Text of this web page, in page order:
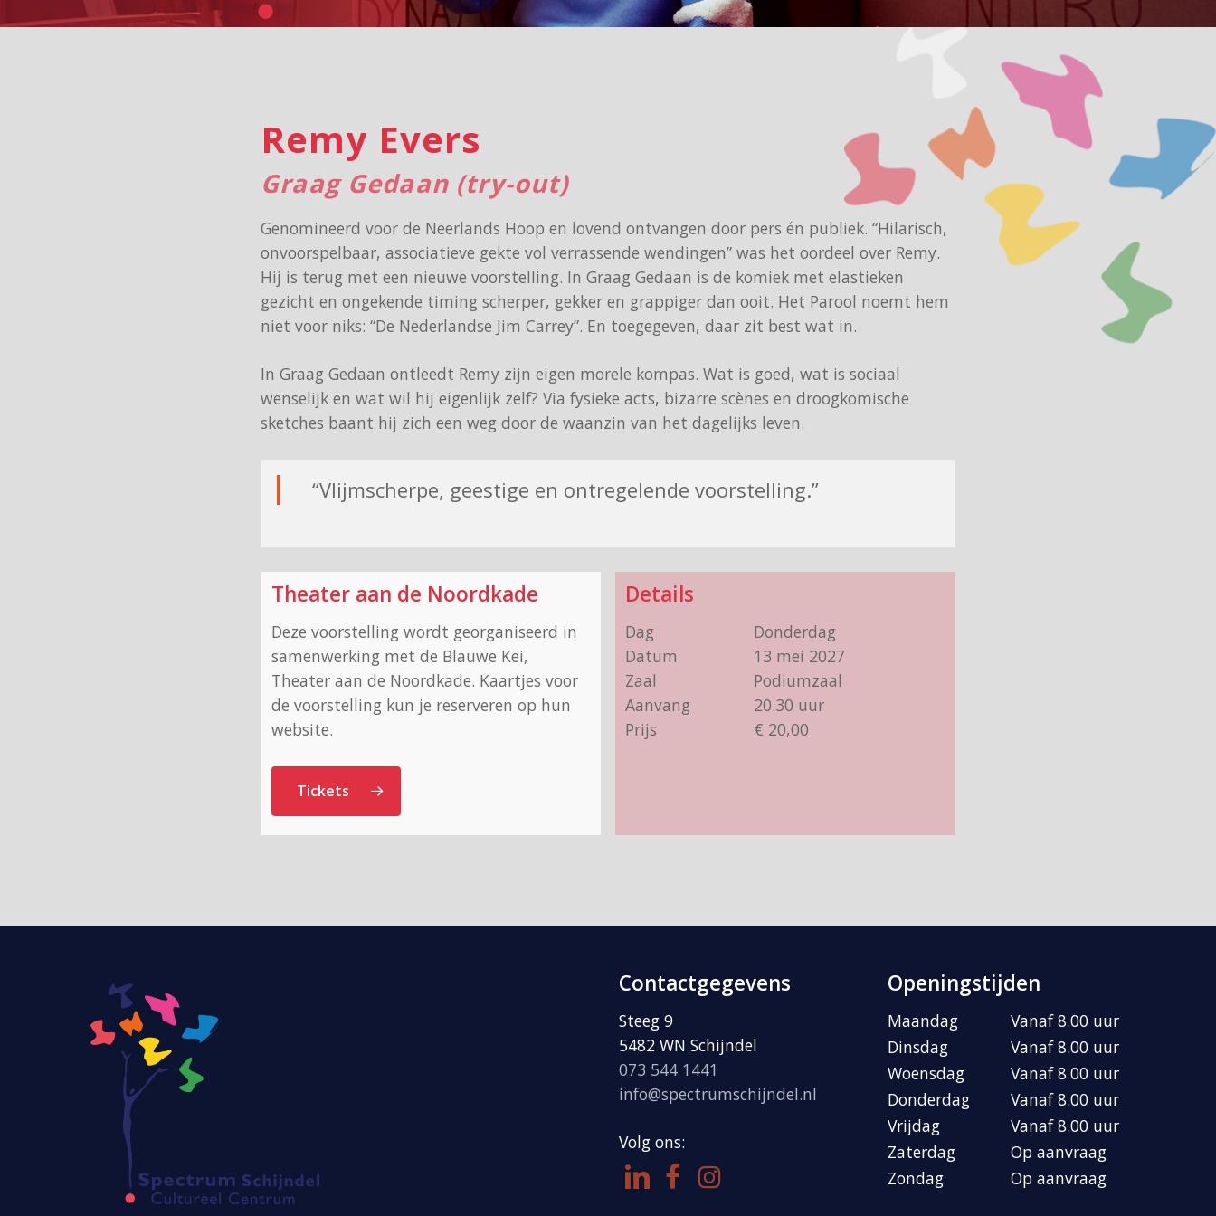
Remy Evers
Graag Gedaan (try-out)
Genomineerd voor de Neerlands Hoop en lovend ontvangen door pers én publiek. “Hilarisch,
onvoorspelbaar, associatieve gekte vol verrassende wendingen” was het oordeel over Remy.
Hij is terug met een nieuwe voorstelling. In Graag Gedaan is de komiek met elastieken
gezicht en ongekende timing scherper, gekker en grappiger dan ooit. Het Parool noemt hem
niet voor niks: “De Nederlandse Jim Carrey”. En toegegeven, daar zit best wat in.
In Graag Gedaan ontleedt Remy zijn eigen morele kompas. Wat is goed, wat is sociaal
wenselijk en wat wil hij eigenlijk zelf? Via fysieke acts, bizarre scènes en droogkomische
sketches baant hij zich een weg door de waanzin van het dagelijks leven.
“Vlijmscherpe, geestige en ontregelende voorstelling.”
Theater aan de Noordkade
Deze voorstelling wordt georganiseerd in
samenwerking met de Blauwe Kei,
Theater aan de Noordkade. Kaartjes voor
de voorstelling kun je reserveren op hun
website.
Tickets
Details
Dag
Donderdag
Datum
13 mei 2027
Zaal
Podiumzaal
Aanvang
20.30 uur
Prijs
€ 20,00
Contactgegevens
Steeg 9
5482 WN Schijndel
073 544 1441
info@spectrumschijndel.nl
Volg ons:
Openingstijden
Maandag
Vanaf 8.00 uur
Dinsdag
Vanaf 8.00 uur
Woensdag
Vanaf 8.00 uur
Donderdag
Vanaf 8.00 uur
Vrijdag
Vanaf 8.00 uur
Zaterdag
Op aanvraag
Zondag
Op aanvraag